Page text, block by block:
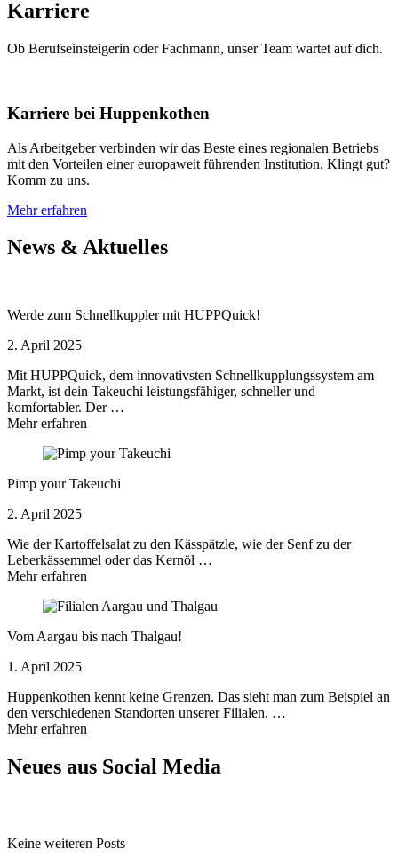
Karriere
Ob Berufseinsteigerin oder Fachmann, unser Team wartet auf dich.
Karriere bei Huppenkothen
Als Arbeitgeber verbinden wir das Beste eines regionalen Betriebs
mit den Vorteilen einer europaweit führenden Institution. Klingt gut?
Komm zu uns.
Mehr erfahren
News & Aktuelles
Werde zum Schnellkuppler mit HUPPQuick!
2. April 2025
Mit HUPPQuick, dem innovativsten Schnell­kupplungs­system am
Markt, ist dein Takeuchi leistungsfähiger, schneller und
komfortabler. Der …
Mehr erfahren
Pimp your Takeuchi
2. April 2025
Wie der Kartoffelsalat zu den Kässpätzle, wie der Senf zu der
Leberkässemmel oder das Kernöl …
Mehr erfahren
Vom Aargau bis nach Thalgau!
1. April 2025
Huppenkothen kennt keine Grenzen. Das sieht man zum Beispiel an
den verschiedenen Standorten unserer Filialen. …
Mehr erfahren
Neues aus Social Media
Keine weiteren Posts